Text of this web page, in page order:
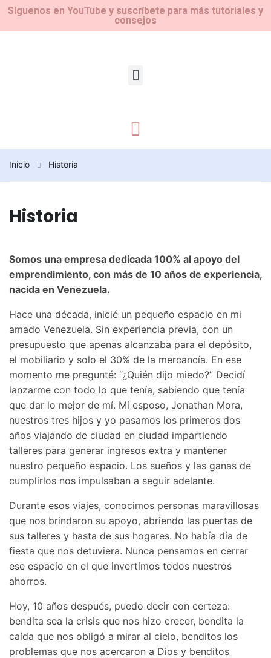
Síguenos en YouTube y suscríbete para más tutoriales y
consejos
Inicio Historia
Historia
Somos una empresa dedicada 100% al apoyo del
emprendimiento, con más de 10 años de experiencia,
nacida en Venezuela.
Hace una década, inicié un pequeño espacio en mi
amado Venezuela. Sin experiencia previa, con un
presupuesto que apenas alcanzaba para el depósito,
el mobiliario y solo el 30% de la mercancía. En ese
momento me pregunté: “¿Quién dijo miedo?” Decidí
lanzarme con todo lo que tenía, sabiendo que tenía
que dar lo mejor de mí. Mi esposo, Jonathan Mora,
nuestros tres hijos y yo pasamos los primeros dos
años viajando de ciudad en ciudad impartiendo
talleres para generar ingresos extra y mantener
nuestro pequeño espacio. Los sueños y las ganas de
cumplirlos nos impulsaban a seguir adelante.
Durante esos viajes, conocimos personas maravillosas
que nos brindaron su apoyo, abriendo las puertas de
sus talleres y hasta de sus hogares. No había día de
fiesta que nos detuviera. Nunca pensamos en cerrar
ese espacio en el que invertimos todos nuestros
ahorros.
Hoy, 10 años después, puedo decir con certeza:
bendita sea la crisis que nos hizo crecer, bendita la
caída que nos obligó a mirar al cielo, benditos los
problemas que nos acercaron a Dios y benditos